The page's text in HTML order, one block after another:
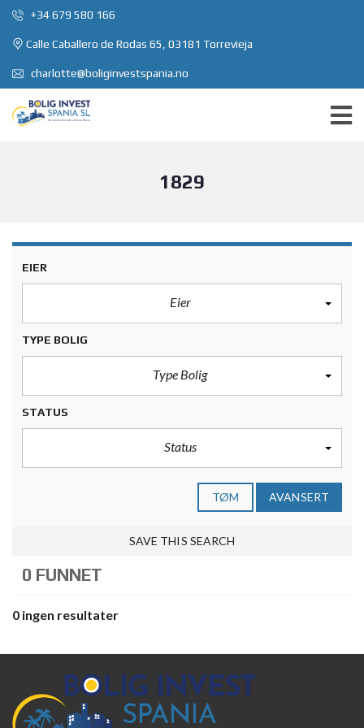
+34 679 580 166
Calle Caballero de Rodas 65, 03181 Torrevieja
charlotte@boliginvestspania.no
1829
EIER
Eier
TYPE BOLIG
Type Bolig
STATUS
Status
TØM AVANSERT
SAVE THIS SEARCH
0 FUNNET
0 ingen resultater